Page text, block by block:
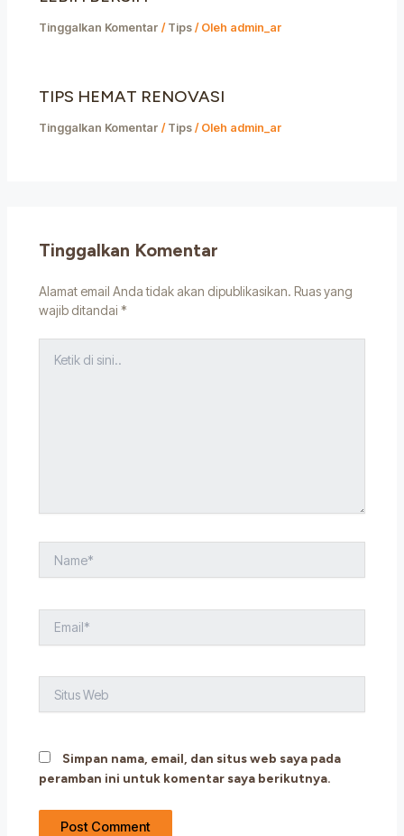
Tinggalkan Komentar / Tips/ Oleh admin_ar
TIPS HEMAT RENOVASI
Tinggalkan Komentar / Tips/ Oleh admin_ar
Tinggalkan Komentar
Alamat email Anda tidak akan dipublikasikan. Ruas yang
wajib ditandai *
Web
Simpan nama, email, dan situs web saya pada
peramban ini untuk komentar saya berikutnya.